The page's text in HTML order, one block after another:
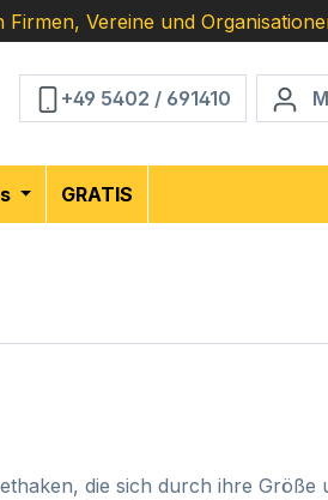
Vereine und
+49 5402 / 691410
GRATIS
die sich durch ihre Größe